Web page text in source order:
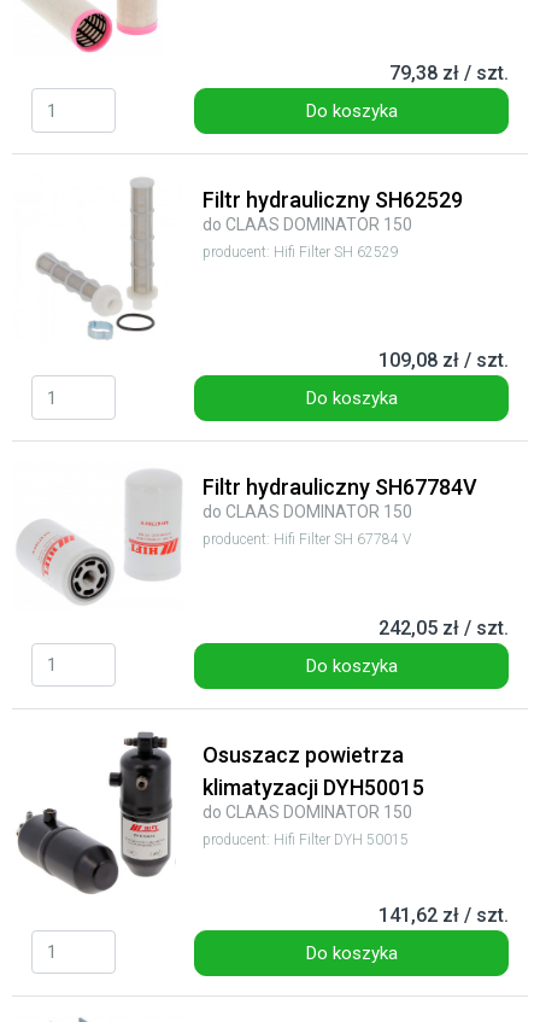
79,38 zł / szt.
Do koszyka
Filtr hydrauliczny SH62529
do CLAAS DOMINATOR 150
producent: Hifi Filter SH 62529
109,08 zł / szt.
Do koszyka
Filtr hydrauliczny SH67784V
do CLAAS DOMINATOR 150
producent: Hifi Filter SH 67784 V
242,05 zł / szt.
Do koszyka
Osuszacz powietrza
klimatyzacji DYH50015
do CLAAS DOMINATOR 150
producent: Hifi Filter DYH 50015
141,62 zł / szt.
Do koszyka